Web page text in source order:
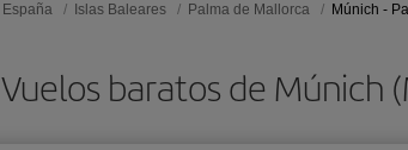
España Islas Baleares Palma de Mallorca Múnich -
Vuelos baratos de Múnich